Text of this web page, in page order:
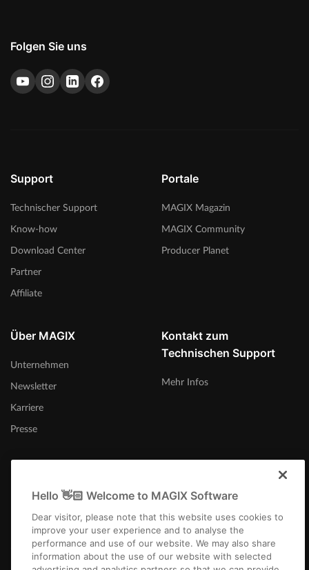
Folgen Sie uns
Support
Technischer Support
Know-how
Download Center
Partner
Affiliate
Portale
MAGIX Magazin
MAGIX Community
Producer Planet
Über MAGIX
Unternehmen
Newsletter
Karriere
Presse
Kontakt zum
Technischen Support
Mehr Infos
Schweiz (Deutsch)
Hello 👋🏻 Welcome to MAGIX Software
Dear visitor, please note that this website uses cookies to
improve your user experience and to analyse the
performance and use of our website. We may also share
information about the use of our website with selected